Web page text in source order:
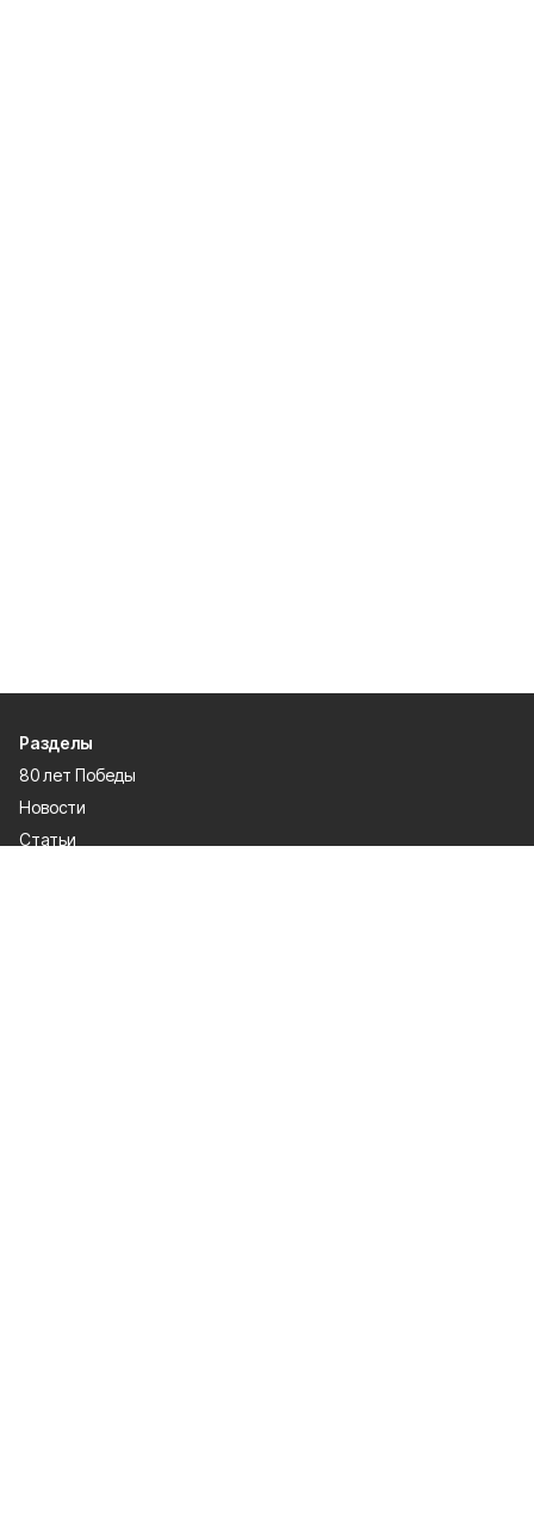
Разделы
80 лет Победы
Новости
Статьи